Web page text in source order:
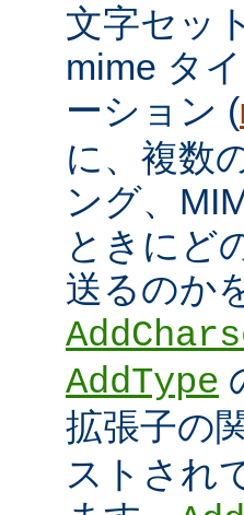
文字セッ
mime タ
ーション (
に、複数
ング、
ときにど
送るのか
AddType
拡張子の
ストされ